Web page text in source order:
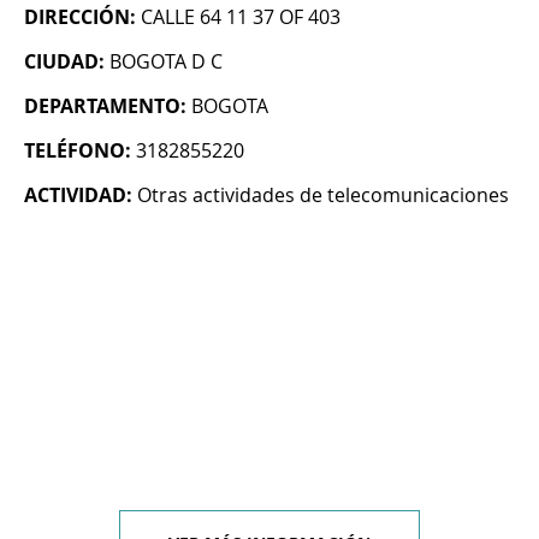
DIRECCIÓN: CALLE 64 11 37 OF 403
CIUDAD: BOGOTA D C
DEPARTAMENTO: BOGOTA
TELÉFONO: 3182855220
ACTIVIDAD: Otras actividades de telecomunicaciones